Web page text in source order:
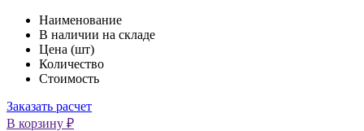
Наименование
В наличии на складе
Цена (шт)
Количество
Стоимость
Заказать расчет
В корзину ₽